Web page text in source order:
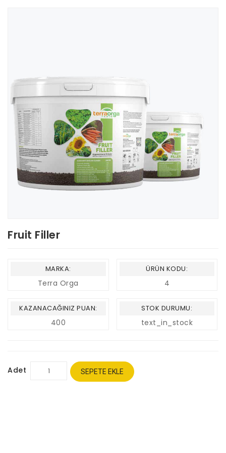
Fruit Filler
MARKA:
Terra Orga
ÜRÜN KODU:
4
KAZANACAĞINIZ PUAN:
400
STOK DURUMU:
text_in_stock
Adet SEPETE EKLE